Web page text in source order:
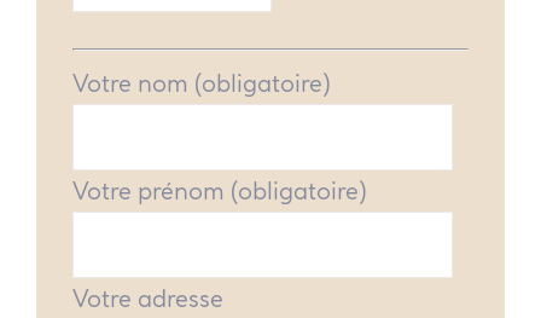
Votre nom (obligatoire)
Votre prénom (obligatoire)
Votre adresse